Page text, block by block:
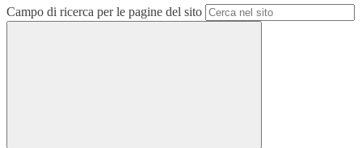
Campo di ricerca per le pagine del sito